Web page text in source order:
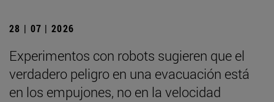
28 | 07 | 2026
Experimentos con robots sugieren que el
verdadero peligro en una evacuación está
en los empujones, no en la velocidad